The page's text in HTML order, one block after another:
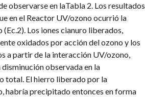
observarse en laTabla 2. Los resultados
en el Reactor UV/ozono ocurrió la
Los iones cianuro liberados,
oxidados por acción del ozono y los
a partir de la interacción UV/ozono,
observada en la
total. El hierro liberado por la
habría precipitado entonces en forma